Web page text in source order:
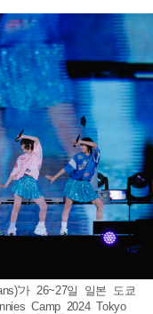
가 26~27일 일본 도쿄
Camp 2024 Tokyo